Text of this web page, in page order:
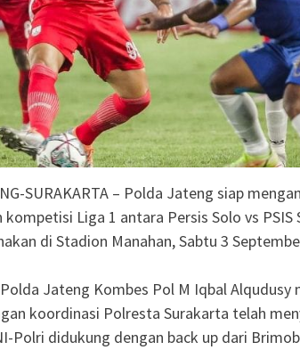
Teken 19
Senilai Rp 20,2
Sewa Laptop Rp
CBT Domisili
SURAKARTA – Polda Jateng siap
Liga 1 antara Persis Solo vs PSIS
di Stadion Manahan, Sabtu 3
Jateng Kombes Pol M Iqbal Alqudusy
koordinasi Polresta Surakarta telah
Polri didukung dengan back up dari